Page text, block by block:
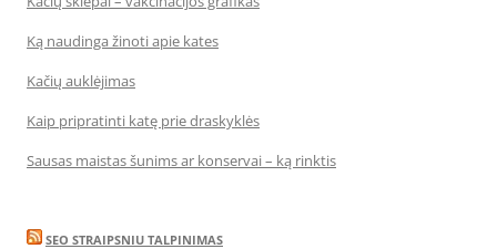
Ką naudinga žinoti apie kates
Kačių auklėjimas
Kaip pripratinti katę prie draskyklės
Sausas maistas šunims ar konservai – ką rinktis
SEO STRAIPSNIU TALPINIMAS